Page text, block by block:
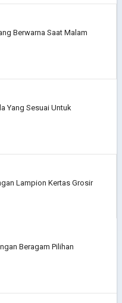
Berwarna Saat Malam
Yang Sesuai Untuk
Lampion Kertas Grosir
Beragam Pilihan